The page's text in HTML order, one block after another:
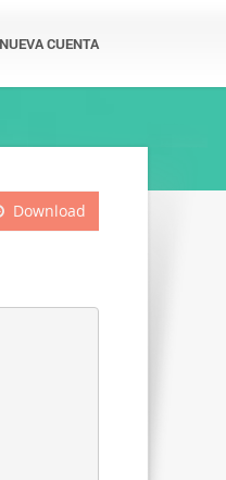
CUENTA
Download